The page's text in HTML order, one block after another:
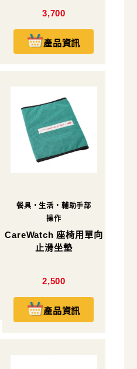
3,700
產品資訊
餐具・生活・輔助手部
操作
CareWatch 座椅用單向
止滑坐墊
2,500
產品資訊